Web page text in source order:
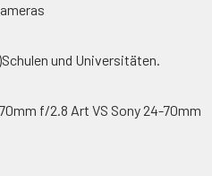
und Universitäten.
f/2.8 Art VS Sony 24-70mm